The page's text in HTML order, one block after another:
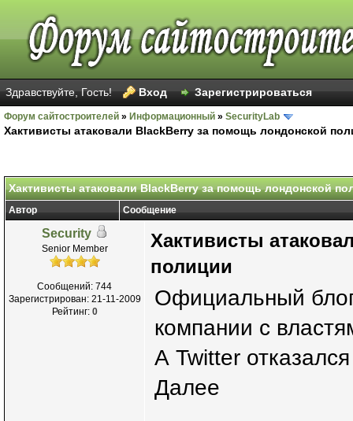
Здравствуйте, Гость! Вход Зарегистрироваться
Форум сайтостроителей » Информационный » SecurityLab
Хактивисты атаковали BlackBerry за помощь лондонской
Хактивисты атаковали BlackBerry за помощь лондонской
Автор Сообщение
Security
Senior Member
Сообщений: 744
Зарегистрирован: 21-11-2009
Рейтинг: 0
Хактивисты
полиции
Официальный
компании с
А Twitter
Далее